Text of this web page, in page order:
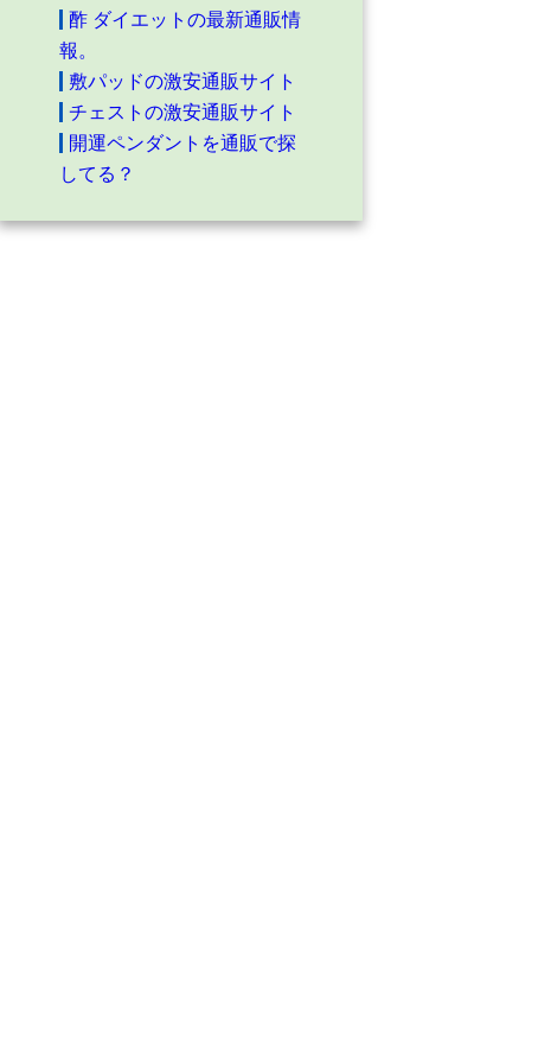
酢 ダイエットの最新通販情
報。
敷パッドの激安通販サイト
チェストの激安通販サイト
開運ペンダントを通販で探
してる？